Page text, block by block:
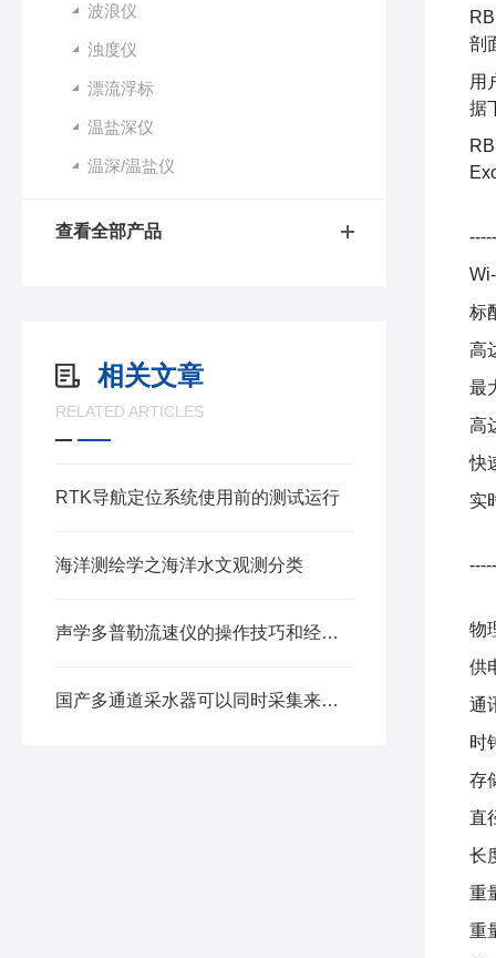
波浪仪
浊度仪
漂流浮标
温盐深仪
温深/温盐仪
查看全部产品
相关文章
RELATED ARTICLES
RTK导航定位系统使用前的测试运行
海洋测绘学之海洋水文观测分类
声学多普勒流速仪的操作技巧和经验分享
国产多通道采水器可以同时采集来自不同深度或位置的水样
剖
用
据
标
高
最
高
快
实
物
供
通
时
存
直
长
重
重